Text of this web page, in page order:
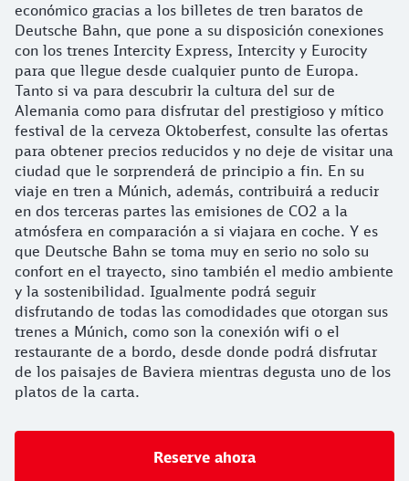
económico gracias a los billetes de tren baratos de
Deutsche Bahn, que pone a su disposición conexiones
con los trenes Intercity Express, Intercity y Eurocity
para que llegue desde cualquier punto de Europa.
Tanto si va para descubrir la cultura del sur de
Alemania como para disfrutar del prestigioso y mítico
festival de la cerveza Oktoberfest, consulte las ofertas
para obtener precios reducidos y no deje de visitar una
ciudad que le sorprenderá de principio a fin. En su
viaje en tren a Múnich, además, contribuirá a reducir
en dos terceras partes las emisiones de CO2 a la
atmósfera en comparación a si viajara en coche. Y es
que Deutsche Bahn se toma muy en serio no solo su
confort en el trayecto, sino también el medio ambiente
y la sostenibilidad. Igualmente podrá seguir
disfrutando de todas las comodidades que otorgan sus
trenes a Múnich, como son la conexión wifi o el
restaurante de a bordo, desde donde podrá disfrutar
de los paisajes de Baviera mientras degusta uno de los
platos de la carta.
Reserve ahora